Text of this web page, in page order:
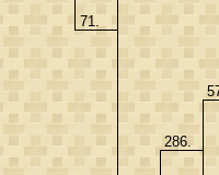
71.
286.